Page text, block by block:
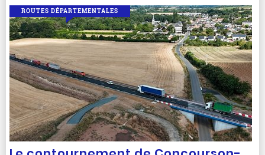
ROUTES DÉPARTEMENTALES